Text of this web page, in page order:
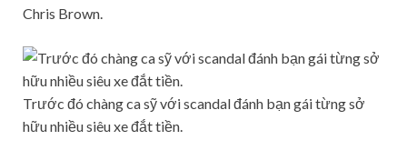
Chris Brown.
Trước đó chàng ca sỹ với scandal đánh bạn gái từng sở
hữu nhiều siêu xe đắt tiền.